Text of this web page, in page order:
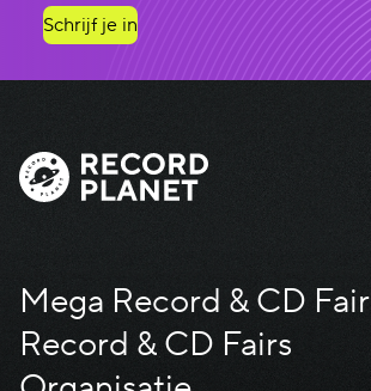
Schrijf je in
Mega Record & CD Fair
Record & CD Fairs